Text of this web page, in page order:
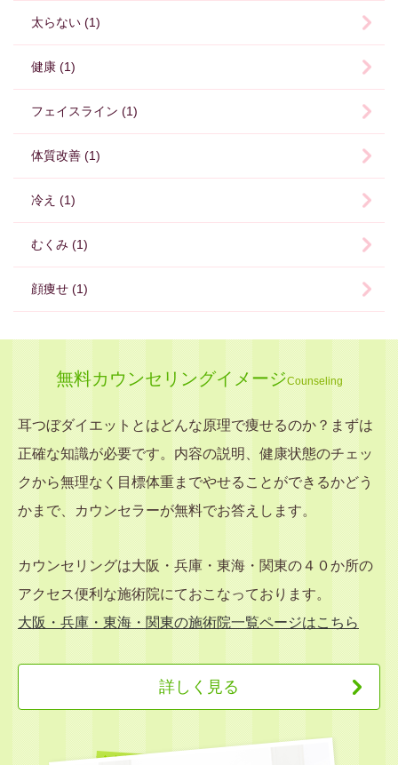
太らない (1)
健康 (1)
フェイスライン (1)
体質改善 (1)
冷え (1)
むくみ (1)
顔痩せ (1)
無料カウンセリングイメージCounseling
耳つぼダイエットとはどんな原理で痩せるのか？まずは
正確な知識が必要です。内容の説明、健康状態のチェッ
クから無理なく目標体重までやせることができるかどう
かまで、カウンセラーが無料でお答えします。
カウンセリングは大阪・兵庫・東海・関東の４０か所の
アクセス便利な施術院にておこなっております。
大阪・兵庫・東海・関東の施術院一覧ページはこちら
詳しく見る